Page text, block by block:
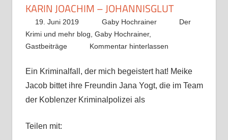
KARIN JOACHIM – JOHANNISGLUT
19. Juni 2019 Gaby Hochrainer
Der
Krimi und mehr blog, Gaby Hochrainer,
Gastbeiträge
Kommentar hinterlassen
Ein Kriminalfall, der mich begeistert hat! Meike
Jacob bittet ihre Freundin Jana Yogt, die im Team
der Koblenzer Kriminalpolizei als
Teilen mit: